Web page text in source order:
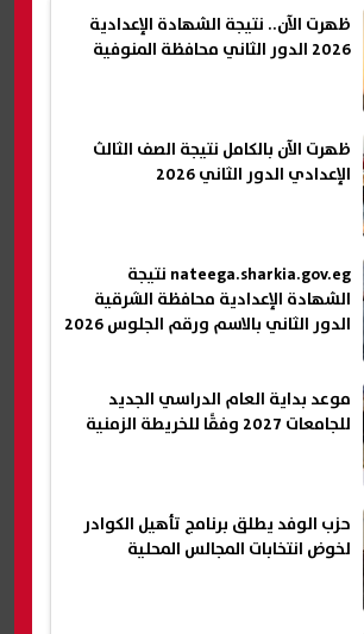
ظهرت الآن.. نتيجة الشهادة الإعدادية
2026 الدور الثاني محافظة المنوفية
ظهرت الآن بالكامل نتيجة الصف الثالث
الإعدادي الدور الثاني 2026
nateega.sharkia.gov.eg نتيجة
الشهادة الإعدادية محافظة الشرقية
الدور الثاني بالاسم ورقم الجلوس 2026
موعد بداية العام الدراسي الجديد
للجامعات 2027 وفقًا للخريطة الزمنية
حزب الوفد يطلق برنامج تأهيل الكوادر
لخوض انتخابات المجالس المحلية